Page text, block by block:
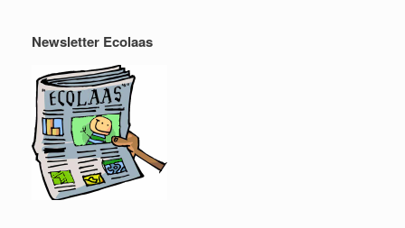
Newsletter Ecolaas